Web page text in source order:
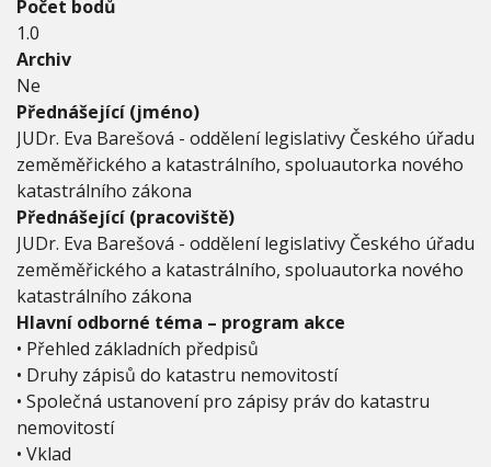
Počet bodů
1.0
Archiv
Ne
Přednášející (jméno)
JUDr. Eva Barešová - oddělení legislativy Českého úřadu
zeměměřického a katastrálního, spoluautorka nového
katastrálního zákona
Přednášející (pracoviště)
JUDr. Eva Barešová - oddělení legislativy Českého úřadu
zeměměřického a katastrálního, spoluautorka nového
katastrálního zákona
Hlavní odborné téma – program akce
• Přehled základních předpisů
• Druhy zápisů do katastru nemovitostí
• Společná ustanovení pro zápisy práv do katastru
nemovitostí
• Vklad